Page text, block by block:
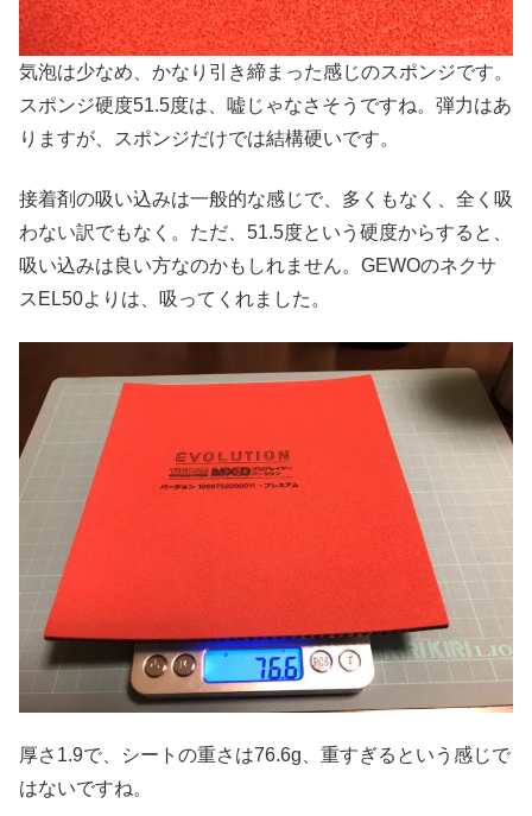
気泡は少なめ、かなり引き締まった感じのスポンジです。
スポンジ硬度51.5度は、嘘じゃなさそうですね。弾力はあ
りますが、スポンジだけでは結構硬いです。
接着剤の吸い込みは一般的な感じで、多くもなく、全く吸
わない訳でもなく。ただ、51.5度という硬度からすると、
吸い込みは良い方なのかもしれません。GEWOのネクサ
スEL50よりは、吸ってくれました。
厚さ1.9で、シートの重さは76.6g、重すぎるという感じで
はないですね。